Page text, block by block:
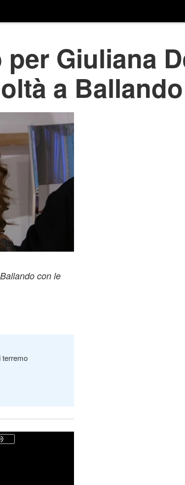
Giuliana
a Ballando
con le
terremo